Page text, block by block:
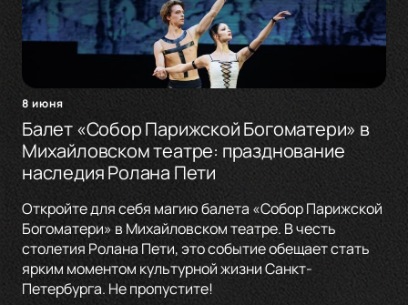
8 июня
Балет «Собор Парижской Богоматери» в
Михайловском театре: празднование
наследия Ролана Пети
Откройте для себя магию балета «Собор Парижской
Богоматери» в Михайловском театре. В честь
столетия Ролана Пети, это событие обещает стать
ярким моментом культурной жизни Санкт-
Петербурга. Не пропустите!